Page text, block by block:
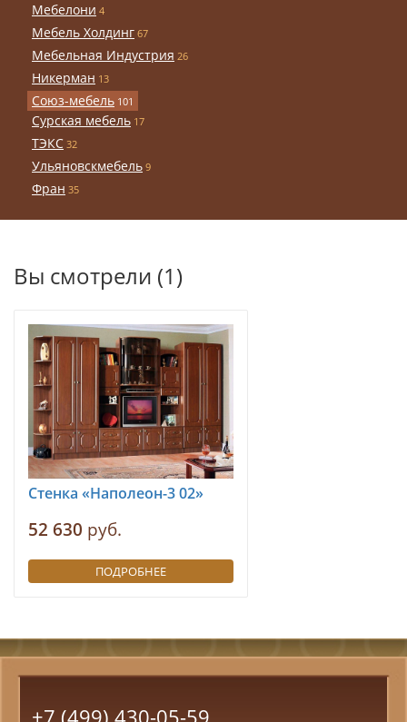
Мебелони 4
Мебель Холдинг 67
Мебельная Индустрия 26
Никерман 13
Союз-мебель 101
Сурская мебель 17
ТЭКС 32
Ульяновскмебель 9
Фран 35
Вы смотрели (1)
Стенка «Наполеон-3 02»
52 630 руб.
ПОДРОБНЕЕ